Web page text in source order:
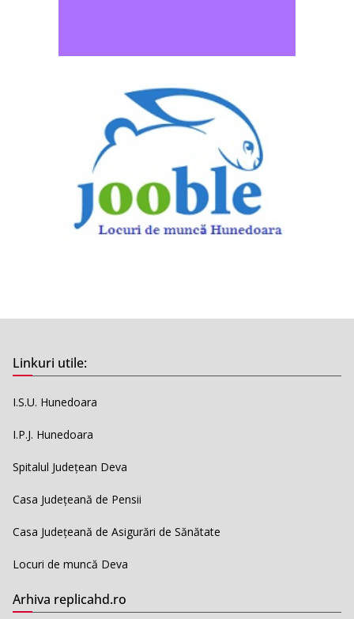
Linkuri utile:
I.S.U. Hunedoara
I.P.J. Hunedoara
Spitalul Județean Deva
Casa Județeană de Pensii
Casa Județeană de Asigurări de Sănătate
Locuri de muncă Deva
Arhiva replicahd.ro